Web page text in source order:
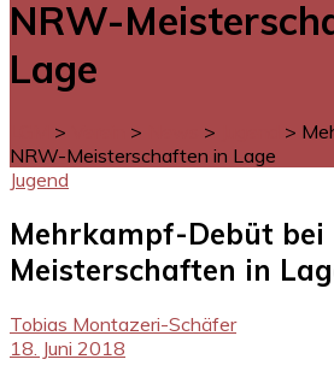
NRW-
Lage
> > > >
NRW-Meisterschaften in Lage
Jugend
Mehrkampf-Debüt bei
Meisterschaften in
Tobias Montazeri-Schäfer
18. Juni 2018